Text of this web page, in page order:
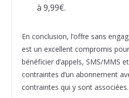
à 9,99€.
En conclusion, l’offre sans
est un excellent compromis
bénéficier d’appels, SMS/MMS
contraintes d’un abonnement
contraintes qui y sont associées.